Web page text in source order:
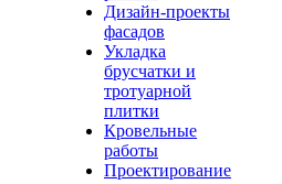
Дизайн-проекты
фасадов
Укладка
брусчатки и
тротуарной
плитки
Кровельные
работы
Проектирование